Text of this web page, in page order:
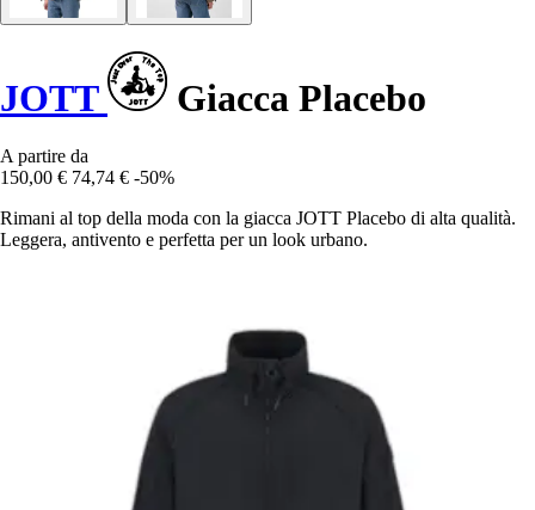
JOTT Giacca Placebo
A partire da
150,00 € 74,74 € -50%
Rimani al top della moda con la giacca JOTT Placebo di alta qualità.
Leggera, antivento e perfetta per un look urbano.